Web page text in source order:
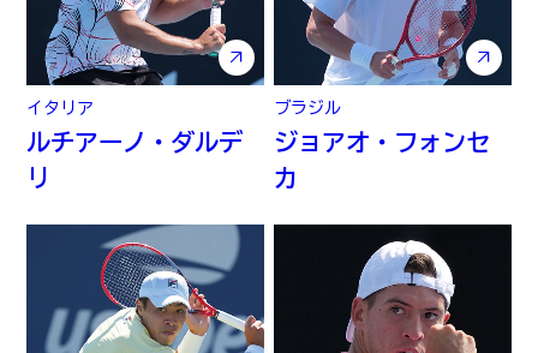
イタリア
ルチアーノ・ダルデ
リ
ブラジル
ジョアオ・フォンセ
カ